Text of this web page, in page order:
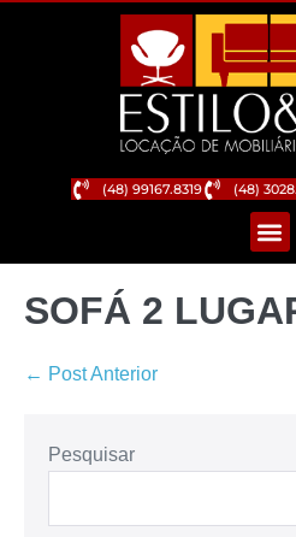
(48) 99167.8319 (48)
SOFÁ 2
← Post Anterior
Pesquisar